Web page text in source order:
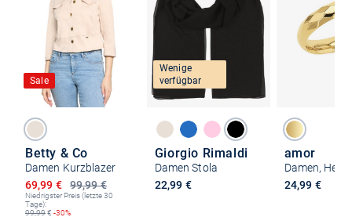
Sale
Betty & Co
Damen Kurzblazer
99,99 €
Ermäßigter Preis
69,99 €
Niedrigster Preis (letzte 30
Tage):
99,99€ -30%
Wenige
verfügbar
Giorgio Rimaldi
Damen Stola
22,99 €
amor
24,99 €